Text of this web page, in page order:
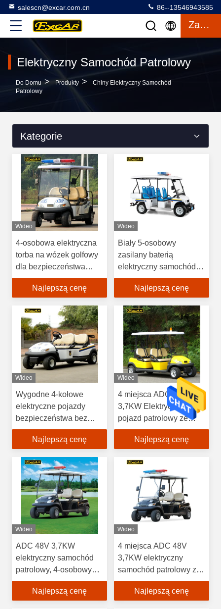
salescn@excar.com.cn 86--13546943585
Zacytować
Elektryczny Samochód Patrolowy
Do Domu > Produkty >
Chiny Elektryczny Samochód
Patrolowy
Kategorie
Wideo
4-osobowa elektryczna
torba na wózek golfowy
dla bezpieczeństwa
Cruise Car With Caution
LightNajlepszą cenę
Wideo
Biały 5-osobowy
zasilany baterią
elektryczny samochód
patrolowy 5KW 72V
Najlepszą cenę
Wideo
Wygodne 4-kołowe
elektryczne pojazdy
bezpieczeństwa bez
dachu, 1-letnia
gwarancja
Najlepszą cenę
Wideo
4 miejsca ADC 48V
3,7KW Elektryczny
pojazd patrolowy ze
spersonalizowanym logo
Najlepszą cenę
Wideo
ADC 48V 3,7KW
elektryczny samochód
patrolowy, 4-osobowy
wózek golfowy 1 rok
gwarancji
Najlepszą cenę
Wideo
4 miejsca ADC 48V
3,7KW elektryczny
samochód patrolowy ze
światłem ostrzegawczym
Najlepszą cenę